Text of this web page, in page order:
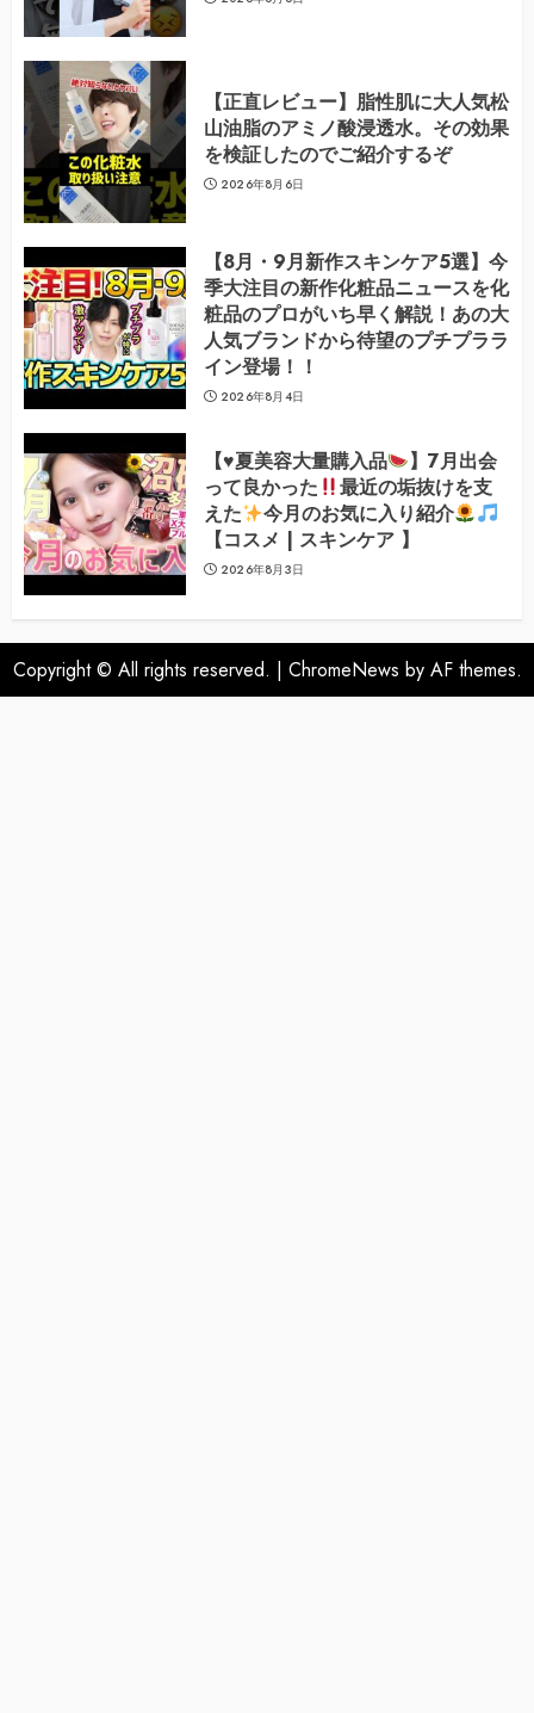
【正直レビュー】脂性肌に大人気松
山油脂のアミノ酸浸透水。その効果
を検証したのでご紹介するぞ
2026年8月6日
【8月・9月新作スキンケア5選】今
季大注目の新作化粧品ニュースを化
粧品のプロがいち早く解説！あの大
人気ブランドから待望のプチプララ
イン登場！！
2026年8月4日
【♥️夏美容大量購入品
】7月出会
って良かった
最近の垢抜けを支
えた
今月のお気に入り紹介
【コスメ | スキンケア 】
2026年8月3日
Copyright © All rights reserved. | ChromeNews by AF themes.